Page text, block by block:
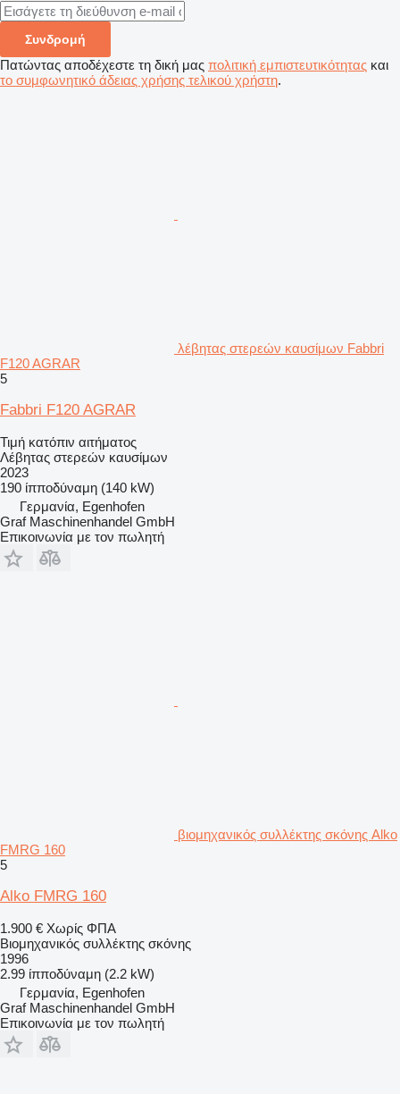
Συνδρομή
Πατώντας αποδέχεστε τη δική μας πολιτική εμπιστευτικότητας και
το συμφωνητικό άδειας χρήσης τελικού χρήστη.
λέβητας στερεών καυσίμων Fabbri
F120 AGRAR
5
Fabbri F120 AGRAR
Τιμή κατόπιν αιτήματος
Λέβητας στερεών καυσίμων
2023
190 ίπποδύναμη (140 kW)
Γερμανία, Egenhofen
Graf Maschinenhandel GmbH
Επικοινωνία με τον πωλητή
βιομηχανικός συλλέκτης σκόνης Alko
FMRG 160
5
Alko FMRG 160
1.900 € Χωρίς ΦΠΑ
Βιομηχανικός συλλέκτης σκόνης
1996
2.99 ίπποδύναμη (2.2 kW)
Γερμανία, Egenhofen
Graf Maschinenhandel GmbH
Επικοινωνία με τον πωλητή